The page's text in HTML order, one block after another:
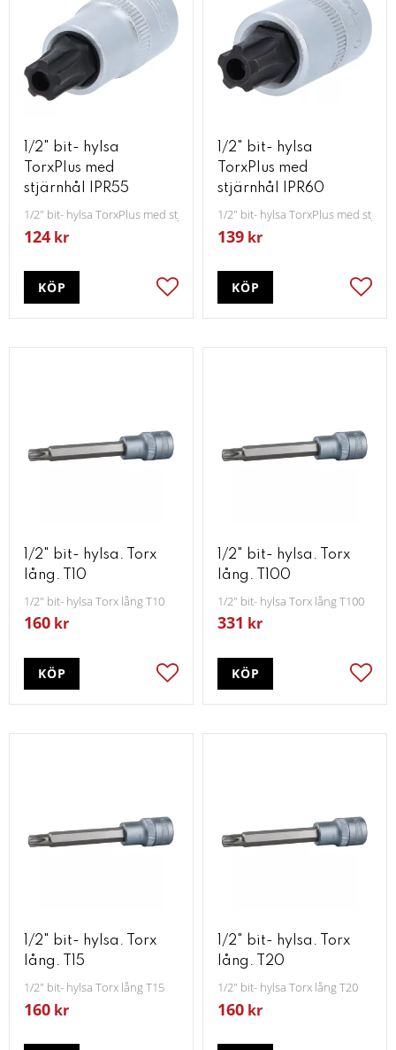
1/2" bit- hylsa
TorxPlus med
stjärnhål IPR55
1/2" bit- hylsa TorxPlus med stjärnhål IPR55
124 kr
Lägg till i favoriter
KÖP
1/2" bit- hylsa
TorxPlus med
stjärnhål IPR60
1/2" bit- hylsa TorxPlus med
139 kr
KÖP
1/2" bit- hylsa. Torx
lång. T10
1/2" bit- hylsa Torx lång T10
160 kr
Lägg till i favoriter
KÖP
1/2" bit- hylsa. Torx
lång. T100
1/2" bit- hylsa Torx lång T100
331 kr
KÖP
1/2" bit- hylsa. Torx
lång. T15
1/2" bit- hylsa Torx lång T15
160 kr
1/2" bit- hylsa. Torx
lång. T20
1/2" bit- hylsa Torx lång T20
160 kr